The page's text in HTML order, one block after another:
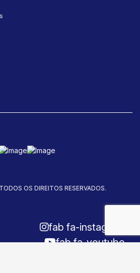
OS DIREITOS RESERVADOS.
fab fa-instagram
fab fa-youtube